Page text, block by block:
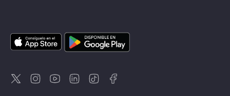
DayuseSingapur
DayuseSuecia
DayuseTailandia
DayuseNueva Zelanda
DayuseTurquía